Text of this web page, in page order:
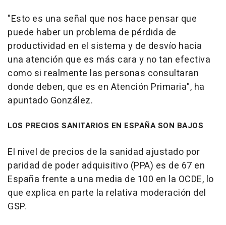
"Esto es una señal que nos hace pensar que
puede haber un problema de pérdida de
productividad en el sistema y de desvío hacia
una atención que es más cara y no tan efectiva
como si realmente las personas consultaran
donde deben, que es en Atención Primaria", ha
apuntado González.
LOS PRECIOS SANITARIOS EN ESPAÑA SON BAJOS
El nivel de precios de la sanidad ajustado por
paridad de poder adquisitivo (PPA) es de 67 en
España frente a una media de 100 en la OCDE, lo
que explica en parte la relativa moderación del
GSP.